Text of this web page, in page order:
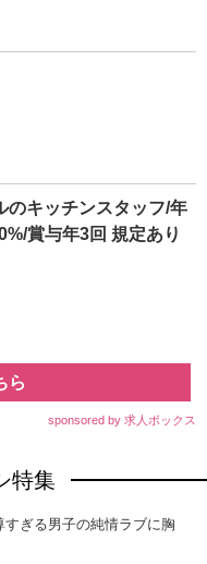
のキッチンスタッフ/年
賞与年3回 規定あり
ら
sponsored by 求人ボックス
特集
ぎる男子の純情ラブに胸